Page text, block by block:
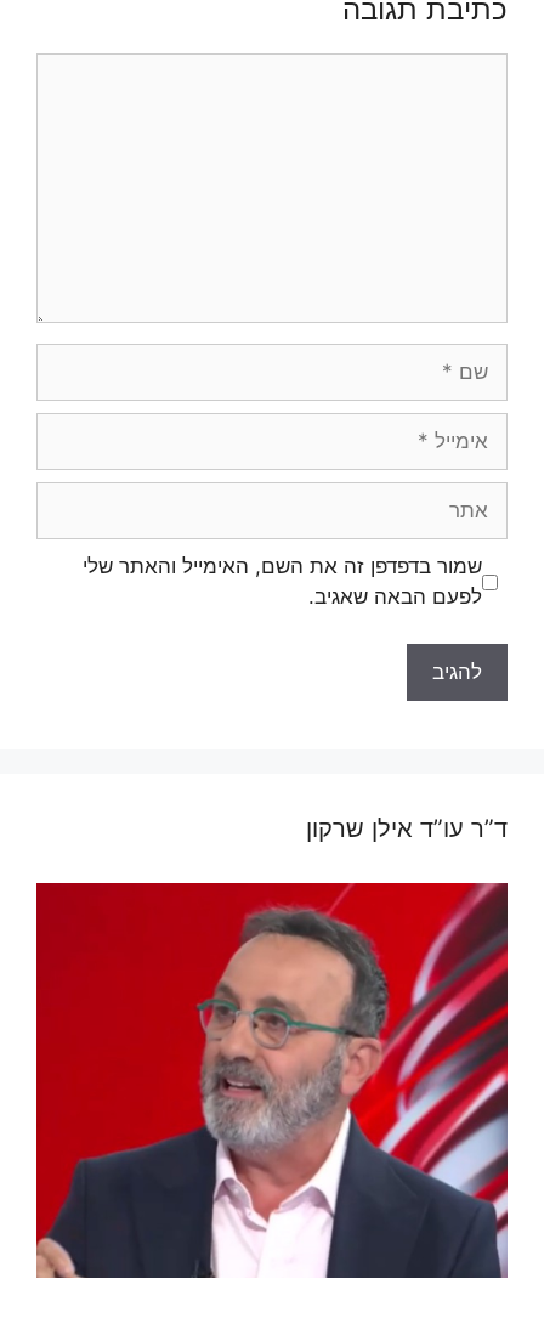
כתיבת תגובה
שמור בדפדפן זה את השם, האימייל והאתר שלי
לפעם הבאה שאגיב.
ד”ר עו”ד אילן שרקון